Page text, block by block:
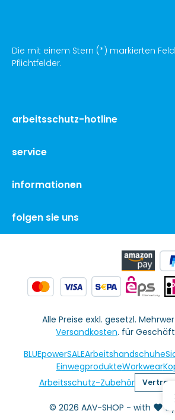
Die mit einem Stern (*) markierten
Pflichtfelder.
arbeitsschutz-hotline
service
informationen
folgen sie uns
Alle Preise exkl. gesetzl.
Versandkosten. für
© 2026 AAV-SHOP - with by
BLUEpowerSALEArbeitshandschuhe
EinwegprodukteWorkwear
Arbeitsschutz-Zubehör
Vertrag